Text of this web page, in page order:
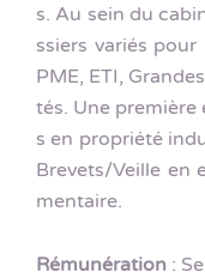
s. Au sein du
ssiers variés
PME, ETI,
tés. Une
s en propriété
Brevets/Veille en
mentaire.
Rémunération :